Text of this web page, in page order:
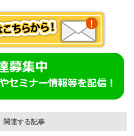
関連する記事